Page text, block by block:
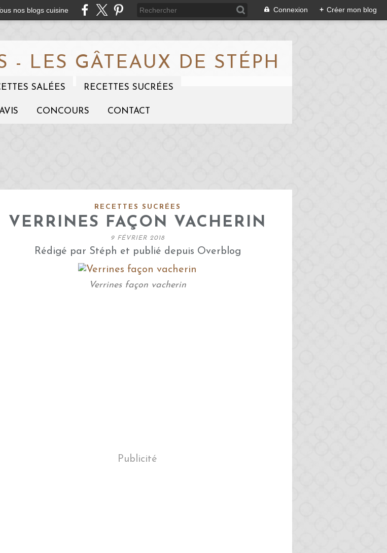
nos blogs cuisine Connexion + Créer mon blog
- LES GÂTEAUX DE STÉPH
SALÉES RECETTES SUCRÉES
CONCOURS CONTACT
RECETTES SUCRÉES
VERRINES FAÇON VACHERIN
9 FÉVRIER 2018
Rédigé par Stéph et publié depuis Overblog
Verrines façon vacherin
Publicité